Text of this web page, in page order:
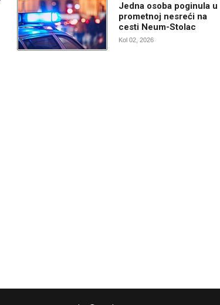
Jedna osoba poginula u
prometnoj nesreći na
cesti Neum-Stolac
Kol 02, 2026